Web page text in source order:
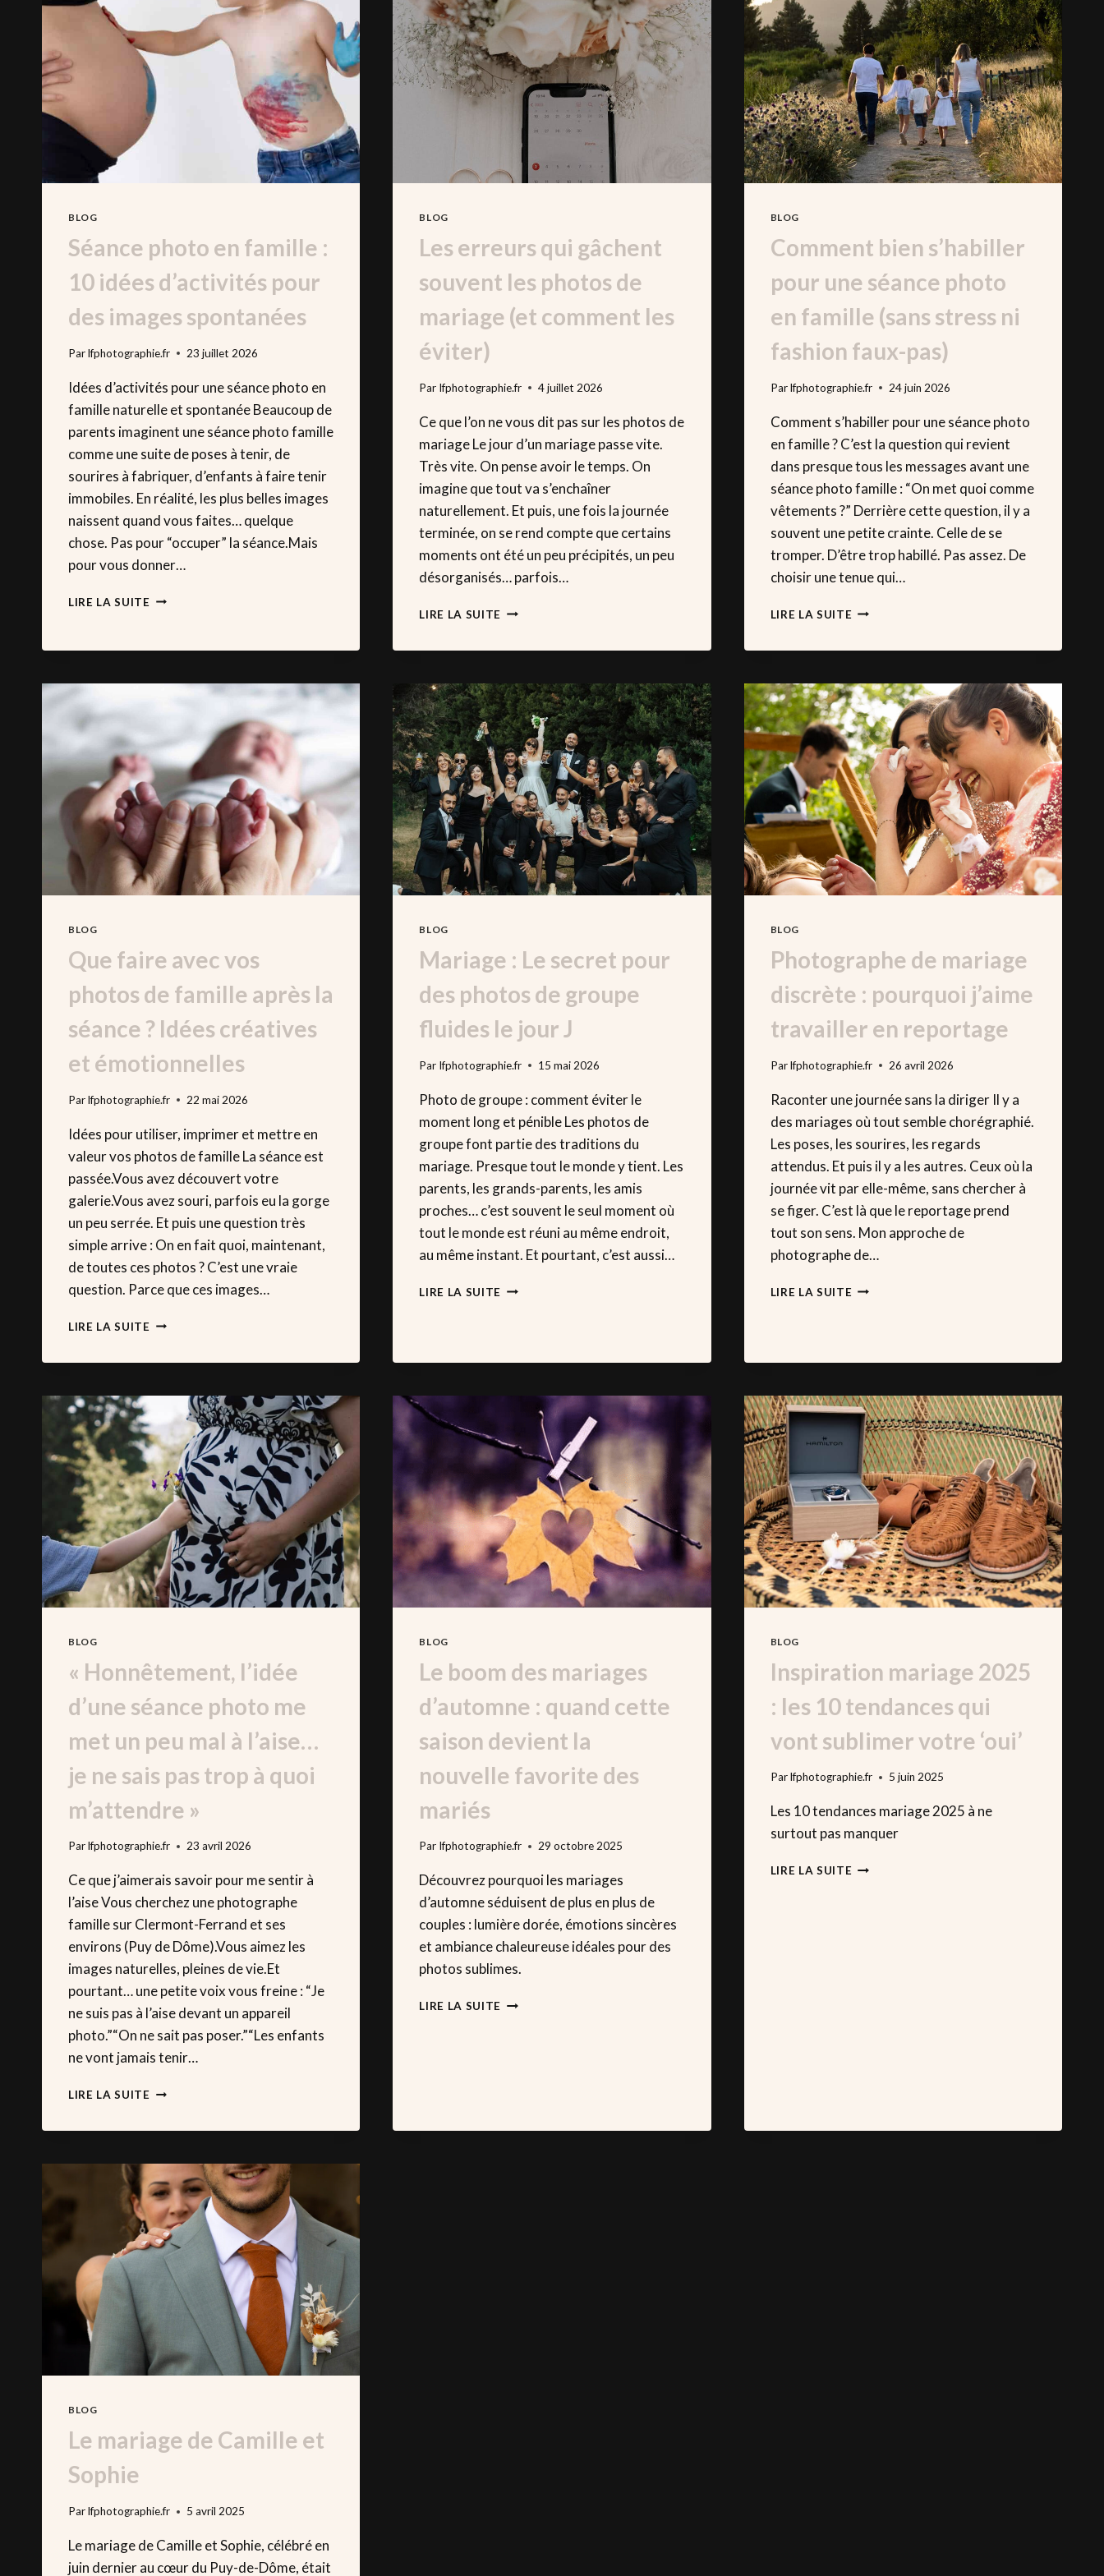
BLOG
Séance photo en famille :
10 idées d’activités pour
des images spontanées
Parlfphotographie.fr 23 juillet 2026
Idées d’activités pour une séance photo en
famille naturelle et spontanée Beaucoup de
parents imaginent une séance photo famille
comme une suite de poses à tenir, de
sourires à fabriquer, d’enfants à faire tenir
immobiles. En réalité, les plus belles images
naissent quand vous faites… quelque
chose. Pas pour “occuper” la séance.Mais
pour vous donner…
LIRE LA SUITE SÉANCE
FAMILLE
10
IMAGES
SPONTANÉES
BLOG
Les erreurs qui gâchent
souvent les photos de
mariage (et comment les
éviter)
Par lfphotographie.fr 4 juillet 2026
Ce que l’on ne vous dit pas sur les photos de
mariage Le jour d’un mariage passe vite.
Très vite. On pense avoir le temps. On
imagine que tout va s’enchaîner
naturellement. Et puis, une fois la journée
terminée, on se rend compte que certains
moments ont été un peu précipités, un peu
désorganisés… parfois…
LIRE LA SUITE LES
LES
PHOTOS
DE
MARIAGE
(ET
COMMENT
LES
ÉVITER)
BLOG
Comment bien s’habiller
pour une séance photo
en famille (sans stress ni
fashion faux-pas)
Par lfphotographie.fr 24 juin 2026
Comment s’habiller pour une séance photo
en famille ? C’est la question qui revient
dans presque tous les messages avant une
séance photo famille : “On met quoi comme
vêtements ?” Derrière cette question, il y a
souvent une petite crainte. Celle de se
tromper. D’être trop habillé. Pas assez. De
choisir une tenue qui…
LIRE LA SUITE COMMENT
SÉANCE
PHOTO
EN
FAMILLE
(SANS
STRESS
NI
FASHION
FAUX-
PAS)
BLOG
Que faire avec vos
photos de famille après la
séance ? Idées créatives
et émotionnelles
Parlfphotographie.fr 22 mai 2026
Idées pour utiliser, imprimer et mettre en
valeur vos photos de famille La séance est
passée.Vous avez découvert votre
galerie.Vous avez souri, parfois eu la gorge
un peu serrée. Et puis une question très
simple arrive : On en fait quoi, maintenant,
de toutes ces photos ? C’est une vraie
question. Parce que ces images…
LIRE LA SUITE QUE
FAMILLE
APRÈS
LA
SÉANCE
?
IDÉES
CRÉATIVES
ET
ÉMOTIONNELLES
BLOG
Mariage : Le secret pour
des photos de groupe
fluides le jour J
Par lfphotographie.fr 15 mai 2026
Photo de groupe : comment éviter le
moment long et pénible Les photos de
groupe font partie des traditions du
mariage. Presque tout le monde y tient. Les
parents, les grands-parents, les amis
proches… c’est souvent le seul moment où
tout le monde est réuni au même endroit,
au même instant. Et pourtant, c’est aussi…
LIRE LA SUITE MARIAGE
GROUPE
FLUIDES
J
BLOG
Photographe de mariage
discrète : pourquoi j’aime
travailler en reportage
Par lfphotographie.fr 26 avril 2026
Raconter une journée sans la diriger Il y a
des mariages où tout semble chorégraphié.
Les poses, les sourires, les regards
attendus. Et puis il y a les autres. Ceux où la
journée vit par elle-même, sans chercher à
se figer. C’est là que le reportage prend
tout son sens. Mon approche de
photographe de…
LIRE LA SUITE PHOTOGRAPHE
TRAVAILLER
EN
REPORTAGE
BLOG
« Honnêtement, l’idée
d’une séance photo me
met un peu mal à l’aise…
je ne sais pas trop à quoi
m’attendre »
Parlfphotographie.fr 23 avril 2026
Ce que j’aimerais savoir pour me sentir à
l’aise Vous cherchez une photographe
famille sur Clermont-Ferrand et ses
environs (Puy de Dôme).Vous aimez les
images naturelles, pleines de vie.Et
pourtant… une petite voix vous freine : “Je
ne suis pas à l’aise devant un appareil
photo.”“On ne sait pas poser.”“Les enfants
ne vont jamais tenir…
LIRE LA SUITE « HONNÊTEMENT,
MET
UN
PEU
MAL
L’AISE…
PAS
TROP
BLOG
Le boom des mariages
d’automne : quand cette
saison devient la
nouvelle favorite des
mariés
Par lfphotographie.fr 29 octobre 2025
Découvrez pourquoi les mariages
d’automne séduisent de plus en plus de
couples : lumière dorée, émotions sincères
et ambiance chaleureuse idéales pour des
photos sublimes.
LIRE LA SUITE
BLOG
Inspiration mariage 2025
: les 10 tendances qui
vont sublimer votre ‘oui’
Par lfphotographie.fr 5 juin 2025
Les 10 tendances mariage 2025 à ne
surtout pas manquer
LIRE LA SUITE INSPIRATION
BLOG
Le mariage de Camille et
Sophie
Parlfphotographie.fr 5 avril 2025
Le mariage de Camille et Sophie, célébré en
juin dernier au cœur du Puy-de-Dôme, était